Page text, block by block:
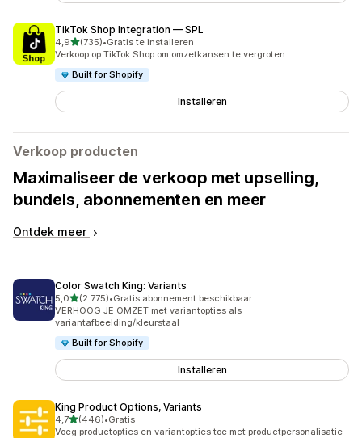
TikTok Shop Integration — SPL
4,9van 5 sterren
(735)
735 recensies in totaal
•Gratis te installeren
Verkoop op TikTok Shop om omzetkansen te vergroten
Built for Shopify
Installeren
Verkoop producten
Maximaliseer de verkoop met upselling,
bundels, abonnementen en meer
Ontdek meer
Color Swatch King: Variants
5,0van 5 sterren
(2.775)
2775 recensies in totaal
•Gratis abonnement beschikbaar
VERHOOG JE OMZET met variantopties als
variantafbeelding/kleurstaal
Built for Shopify
Installeren
King Product Options, Variants
4,7van 5 sterren
(446)
446 recensies in totaal
•Gratis
Voeg productopties en variantopties toe met productpersonalisatie